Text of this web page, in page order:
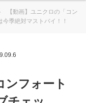
【動画】ユニクロの「コン
季絶対マストバイ！！
ンフォート